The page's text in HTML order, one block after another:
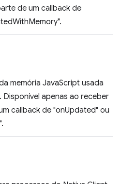
de um callback de
memória JavaScript usada
apenas ao receber
callback de "onUpdated" ou